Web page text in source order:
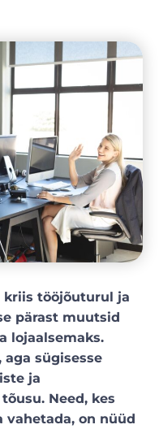
tööjõuturul ja
pärast muutsid
lojaalsemaks.
aga sügisesse
ja
Need, kes
vahetada, on nüüd